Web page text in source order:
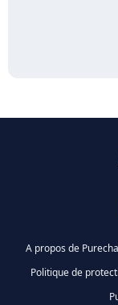
A propos de
Politique de